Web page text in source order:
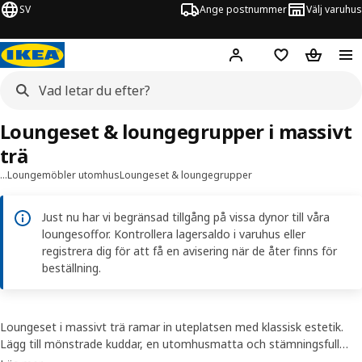
SV Ange postnummer Välj varuhus
Hej! Logga inInköpslistaVarukorg
…Loungemöbler utomhusLoungeset & loungegrupper
Just nu har vi begränsad tillgång på vissa dynor till våra
loungesoffor. Kontrollera lagersaldo i varuhus eller
registrera dig för att få en avisering när de åter finns för
beställning.
Loungeset & loungegrupper i massivt
trä
Loungeset i massivt trä ramar in uteplatsen med klassisk estetik.
Lägg till mönstrade kuddar, en utomhusmatta och stämningsfull